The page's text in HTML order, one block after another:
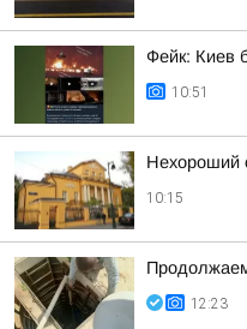
Фейк: Киев
10:51
Нехороший
10:15
12:23